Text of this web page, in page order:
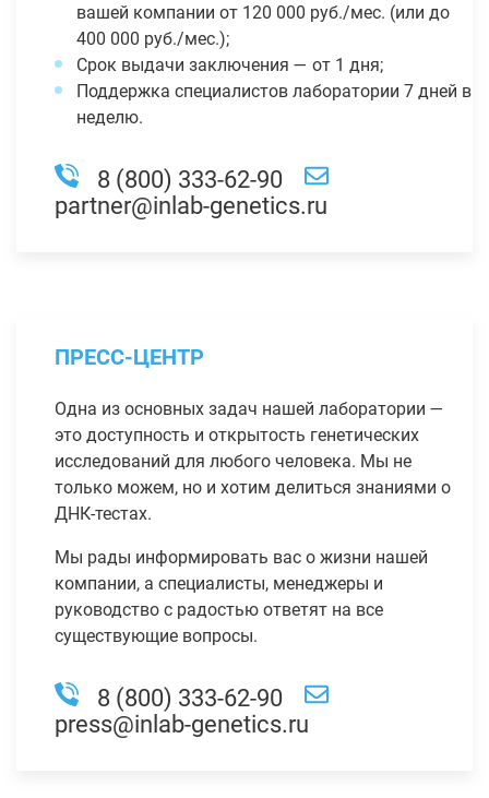
вашей компании от 120 000 руб./мес. (или до
400 000 руб./мес.);
Срок выдачи заключения — от 1 дня;
Поддержка специалистов лаборатории 7 дней в
неделю.
8 (800) 333-62-90
partner@inlab-genetics.ru
ПРЕСС-ЦЕНТР
Одна из основных задач нашей лаборатории —
это доступность и открытость генетических
исследований для любого человека. Мы не
только можем, но и хотим делиться знаниями о
ДНК-тестах.
Мы рады информировать вас о жизни нашей
компании, а специалисты, менеджеры и
руководство с радостью ответят на все
существующие вопросы.
8 (800) 333-62-90
press@inlab-genetics.ru